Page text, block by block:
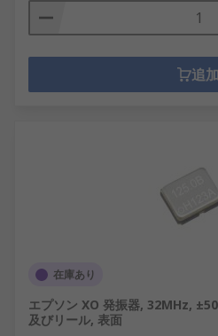
追加
在庫あり
エプソン XO 発振器, 32MHz,
及びリール, 表面